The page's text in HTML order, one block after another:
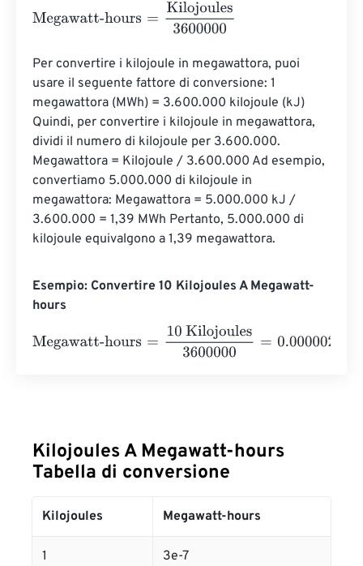
Megawatt-hours Kilojoules3600000
Per convertire i kilojoule in megawattora, puoi
usare il seguente fattore di conversione: 1
megawattora (MWh) = 3.600.000 kilojoule (kJ)
Quindi, per convertire i kilojoule in megawattora,
dividi il numero di kilojoule per 3.600.000.
Megawattora = Kilojoule / 3.600.000 Ad esempio,
convertiamo 5.000.000 di kilojoule in
megawattora: Megawattora = 5.000.000 kJ /
3.600.000 = 1,39 MWh Pertanto, 5.000.000 di
kilojoule equivalgono a 1,39 megawattora.
Esempio: Convertire 10 Kilojoules A Megawatt-
hours
Megawatt-hours
10 Kilojoules3600000 0.0000028
Kilojoules A Megawatt-hours
Tabella di conversione
Kilojoules Megawatt-hours
1 3e-7